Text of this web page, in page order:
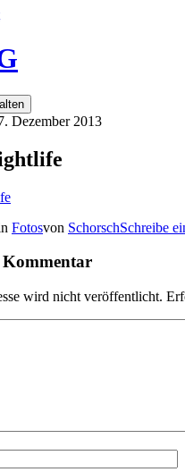
Dezember 2013
Fotosvon SchorschSchreibe
Kommentar
wird nicht veröffentlicht.